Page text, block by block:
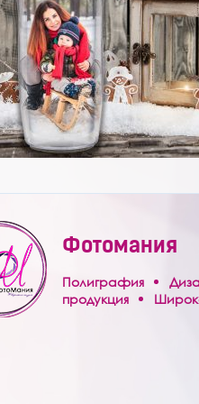
Фотомания
Полиграфия
продукция